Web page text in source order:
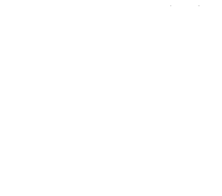
voluntad